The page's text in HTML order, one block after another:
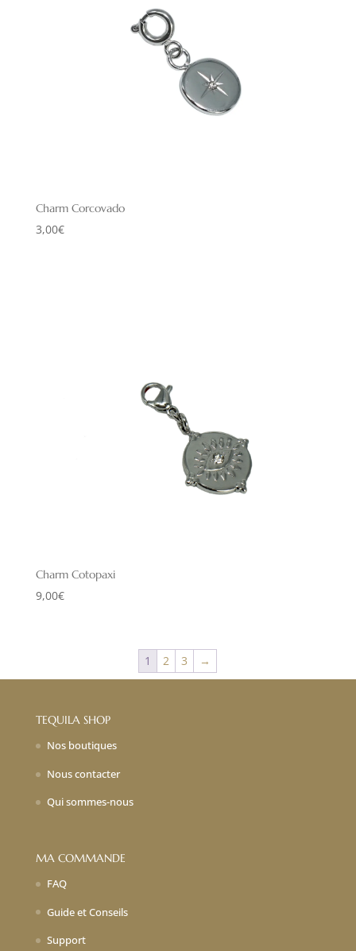
Charm Corcovado
3,00€
Charm Cotopaxi
9,00€
1 2 3 →
TEQUILA SHOP
Nos boutiques
Nous contacter
Qui sommes-nous
MA COMMANDE
FAQ
Guide et Conseils
Support